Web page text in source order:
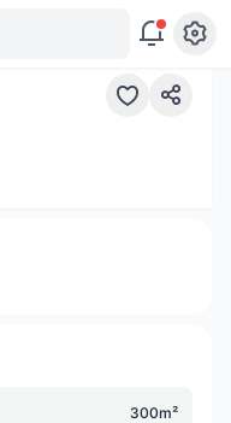
1 / 4
300m²